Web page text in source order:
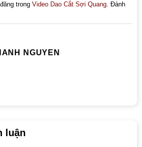
trong Video Dao Cắt Sợi Quang. Đánh
NGUYEN
luận